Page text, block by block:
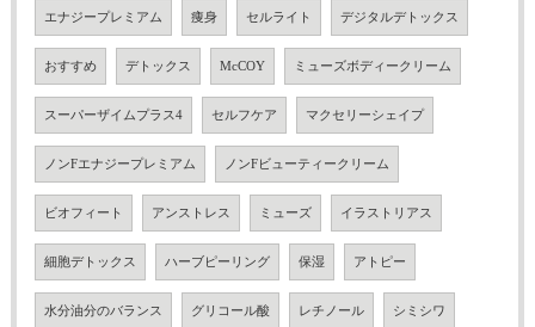
エナジープレミアム 痩身 セルライト デジタルデトックス
おすすめ デトックス McCOY ミューズボディークリーム
スーパーザイムプラス4 セルフケア マクセリーシェイプ
ノンFエナジープレミアム ノンFビューティークリーム
ビオフィート アンストレス ミューズ イラストリアス
細胞デトックス ハーブピーリング 保湿 アトピー
水分油分のバランス グリコール酸 レチノール シミシワ